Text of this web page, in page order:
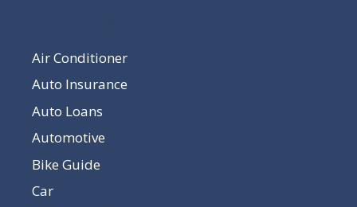
Air Conditioner
Auto Insurance
Auto Loans
Automotive
Bike Guide
Car